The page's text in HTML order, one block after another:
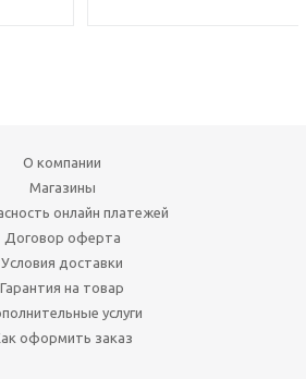
О компании
Магазины
онлайн платежей
Договор оферта
Условия доставки
Гарантия на товар
услуги
оформить заказ